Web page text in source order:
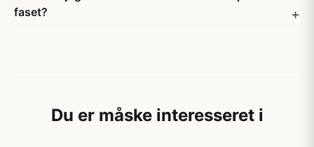
faset?
Du er måske interesseret i